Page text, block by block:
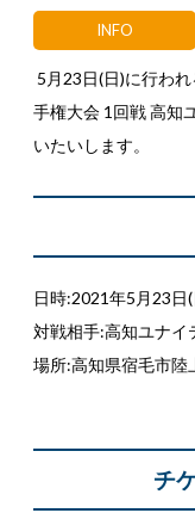
INFO
5月23日(日)に行わ
手権大会 1回戦 高知
いたいします。
日時:2021年5月23日
対戦相手:高知ユナイ
場所:高知県宿毛市陸
チ